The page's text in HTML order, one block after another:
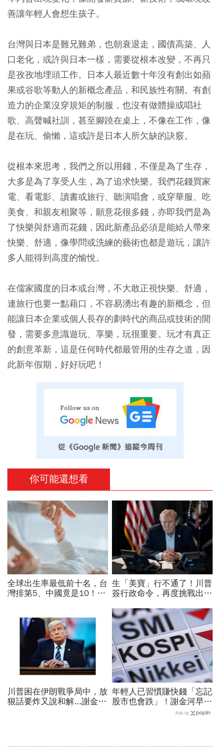
善讓年輕人會想生孩子。
台灣與日本是難兄難弟，也朝衰退走，國債高築、人
口老化，或許與日本一樣，需要從根本改變，不再只
是孜孜地埋頭工作。日本人最近數十年沒有創出如蘋
果或谷歌等動人的新概念產品，和民族性有關。有創
造力的企業沒穿規矩的制服，也沒有做體操或唱社
歌、高聲喊社訓，甚至腳蹺在桌上，不像在工作，像
是在玩、偷懶，這或許是日本人所欠缺的訣竅。
從根本來思考，我們之所以用錢，不僅是為了生存，
大多是為了享受人生，為了追求快樂。我們花錢買家
電、看電影、讀書或旅行、聽演唱會，或穿華服、吃
美食、和親友相聚等，願意花很多錢，亦即我們是為
了快樂與舒適而花錢，因此新產品必須是能給人帶來
快樂、舒適，像學問或洗練的藝術也都是遊玩，讓許
多人能得到高度的愉悅。
在儒家國度的日本或台灣，不大敢正視快樂、舒適，
連旅行也要一點藉口，不容易湧出有趣的新概念，但
能讓日本企業或個人長存的劃時代的商品或技術的開
發，需要多意識遊玩、享樂，玩很重要。玩才有真正
的創意革新，這是任何時代都最管用的生存之道，因
此新年假期，好好玩吧！
你可能還想看
全球出生率最低前十名，台
灣排第5、中國竟是10！亞
生「美寶」行不通了！川普
簽行政命令，再度挑戰出生
允許花錢買進美國的資格
川普困在伊朗戰爭局中，放
狠話要炸又說和解...謝金河
年輕人已習慣賺快錢「忘記
股市也會跌」！謝金河早一
步示警南韓個股槓桿ETF會
Ads by